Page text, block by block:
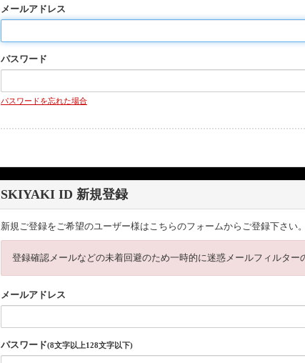
メールアドレス
パスワード
パスワードを忘れた場合
SKIYAKI ID 新規登録
新規ご登録をご希望のユーザー様はこちらのフォームからご登録下さい。
登録確認メールなどの未着回避のため一時的に迷惑メールフィルタ
メールアドレス
パスワード(8文字以上128文字以下)